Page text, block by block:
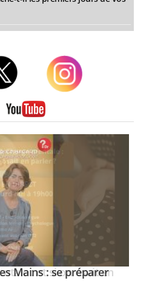
Mains : se préparer